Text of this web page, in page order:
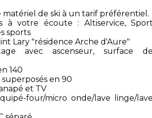
matériel de ski à un tarif préférentiel.
à votre écoute : Altiservice,
sports
Lary "résidence Arche d'Aure"
avec ascenseur, surface
140
en 90
et TV
four/micro onde/lave linge/